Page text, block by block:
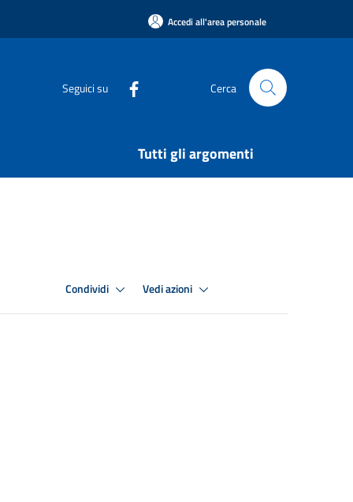
Accedi all'area personale
Seguici su Cerca
Tutti gli argomenti
Condividi Vedi azioni